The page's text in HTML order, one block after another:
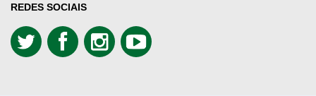
REDES SOCIAIS